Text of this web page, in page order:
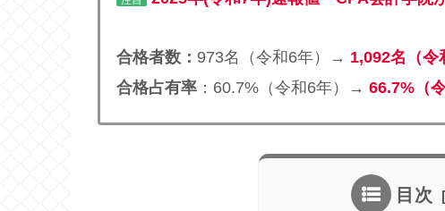
合格者数： 973名（令和6年）→ 1,092名（令
合格占有率 ：60.7%（令和6年）→ 66.7%（
目次